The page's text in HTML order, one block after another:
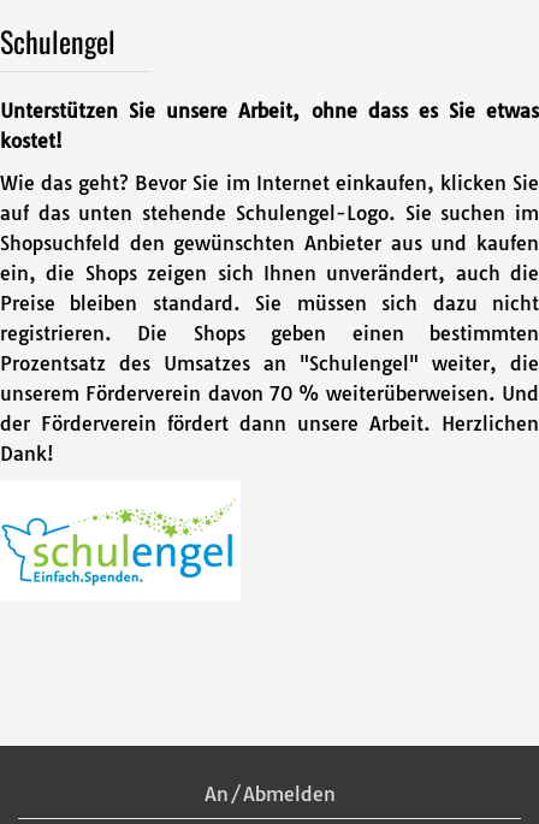
Schulengel
Unterstützen Sie unsere Arbeit, ohne dass es Sie etwas
kostet!
Wie das geht? Bevor Sie im Internet einkaufen, klicken Sie
auf das unten stehende Schulengel-Logo. Sie suchen im
Shopsuchfeld den gewünschten Anbieter aus und kaufen
ein, die Shops zeigen sich Ihnen unverändert, auch die
Preise bleiben standard. Sie müssen sich dazu nicht
registrieren. Die Shops geben einen bestimmten
Prozentsatz des Umsatzes an "Schulengel" weiter, die
unserem Förderverein davon 70 % weiterüberweisen. Und
der Förderverein fördert dann unsere Arbeit. Herzlichen
Dank!
An/Abmelden